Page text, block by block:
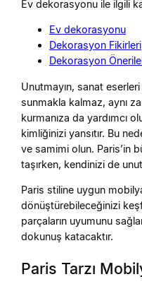
Ev dekorasyonu ile ilgili
Ev dekorasyonu
Dekorasyon Fikirleri
Dekorasyon
Unutmayın, sanat
sunmakla kalmaz, aynı
kurmanıza da yardımcı
kimliğinizi yansıtır. Bu
ve samimi olun. Paris’in
taşırken, kendinizi de
Paris stiline uygun
dönüştürebileceğinizi
parçaların uyumunu
dokunuş katacaktır.
Paris Tarzı